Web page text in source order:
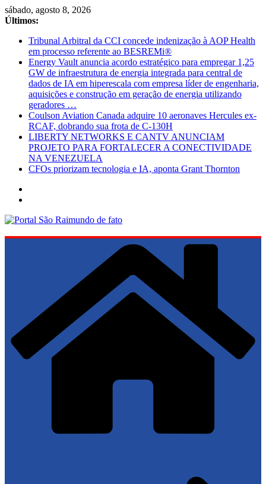
Pular
para
conteúdo
sábado, agosto 8, 2026
Últimos:
Tribunal Arbitral da CCI concede indenização à AOP Health
em processo referente ao BESREMi®
Energy Vault anuncia acordo estratégico para empregar 1,25
GW de infraestrutura de energia integrada para central de
dados de IA em hiperescala com empresa líder de engenharia,
aquisições e construção em geração de energia utilizando
geradores …
Coulson Aviation Canada adquire 10 aeronaves Hercules ex-
RCAF, dobrando sua frota de C-130H
LIBERTY NETWORKS E CANTV ANUNCIAM
PROJETO PARA FORTALECER A CONECTIVIDADE
NA VENEZUELA
CFOs priorizam tecnologia e IA, aponta Grant Thornton